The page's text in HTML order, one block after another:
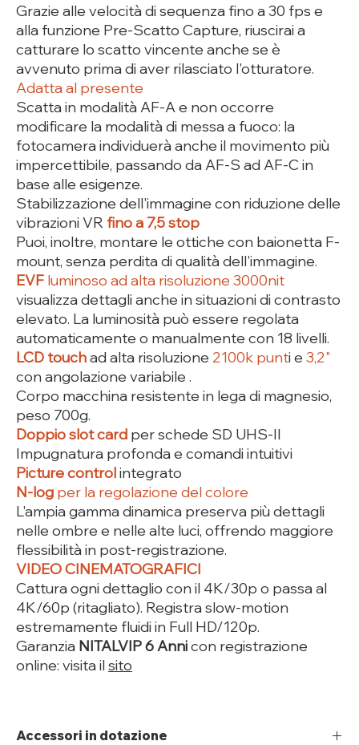
Grazie alle velocità di sequenza fino a 30 fps e
alla funzione Pre-Scatto Capture, riuscirai a
catturare lo scatto vincente anche se è
avvenuto prima di aver rilasciato l'otturatore.
Adatta al presente
Scatta in modalità AF-A e non occorre
modificare la modalità di messa a fuoco: la
fotocamera individuerà anche il movimento più
impercettibile, passando da AF-S ad AF-C in
base alle esigenze.
Stabilizzazione dell'immagine con riduzione delle
vibrazioni VR fino a 7,5 stop
Puoi, inoltre, montare le ottiche con baionetta F-
mount, senza perdita di qualità dell'immagine.
EVF luminoso ad alta risoluzione 3000nit
visualizza dettagli anche in situazioni di contrasto
elevato. La luminosità può essere regolata
automaticamente o manualmente con 18 livelli.
LCD touchad alta risoluzione 2100k punti e 3,2"
con angolazione variabile .
Corpo macchina resistente in lega di magnesio,
peso 700g.
Doppio slot card per schede SD UHS-II
Impugnatura profonda e comandi intuitivi
Picture controlintegrato
N-log per la regolazione del colore
L'ampia gamma dinamica preserva più dettagli
nelle ombre e nelle alte luci, offrendo maggiore
flessibilità in post-registrazione.
VIDEO CINEMATOGRAFICI
Cattura ogni dettaglio con il 4K/30p o passa al
4K/60p (ritagliato). Registra slow-motion
estremamente fluidi in Full HD/120p.
Garanzia NITALVIP 6 Annicon registrazione
online: visita il sito
Accessori in dotazione